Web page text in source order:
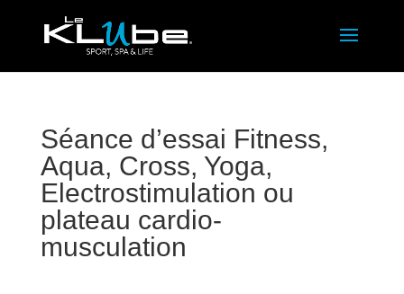
Séance d’essai Fitness,
Aqua, Cross, Yoga,
Electrostimulation ou
plateau cardio-
musculation